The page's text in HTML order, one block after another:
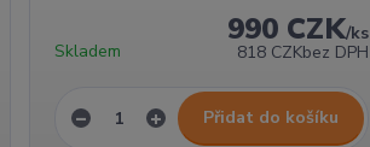
990 CZK/ks
818 CZKbez DPH
Skladem
Přidat do košíku